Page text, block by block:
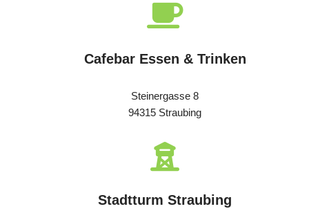
Cafebar Essen & Trinken
Steinergasse 8
94315 Straubing
Stadtturm Straubing